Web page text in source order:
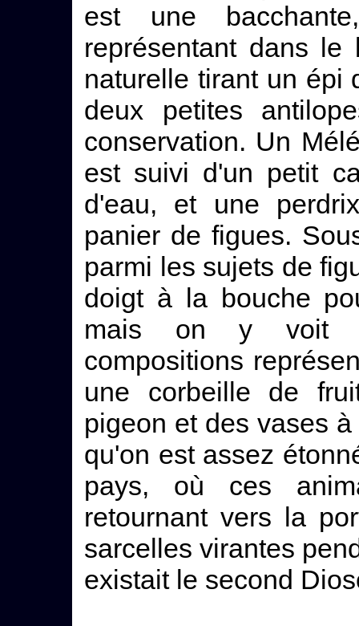
est une
représentant dans
naturelle tirant un épi
deux petites
conservation. Un
est suivi d'un petit
d'eau, et une
panier de figues.
parmi les sujets de
doigt à la bouche
mais on y voit
compositions
une corbeille de
pigeon et des vases
qu'on est assez
pays, où ces
retournant vers la
sarcelles virantes
existait le second